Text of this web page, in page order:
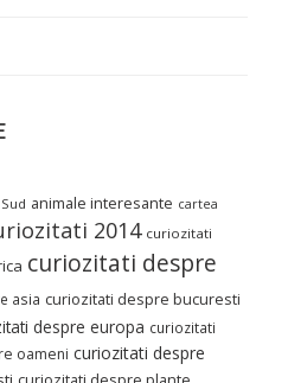
animale interesante cartea
2014 curiozitati
curiozitati despre
asia curiozitati despre bucuresti
despre europa curiozitati
oameni curiozitati despre